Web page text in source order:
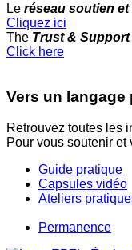
Le réseau soutien
Cliquez ici
The Trust &
Click here
Vers un
Retrouvez toutes les
Pour vous soutenir
Guide pratique
Capsules vidéo
Ateliers
Permanence